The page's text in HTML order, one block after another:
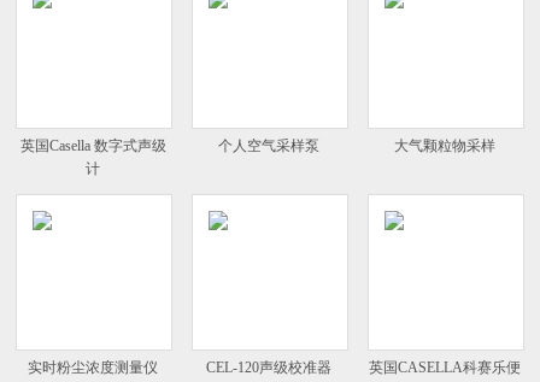
英国Casella 数字式声级
计
个人空气采样泵 大气颗粒物采样
实时粉尘浓度测量仪 CEL-120声级校准器
英国CASELLA科赛乐便